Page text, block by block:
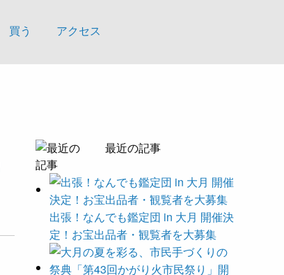
買う アクセス
最近の記事
出張！なんでも鑑定団 in 大月 開催決
定！お宝出品者・観覧者を大募集